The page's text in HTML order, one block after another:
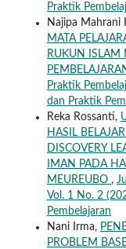
Praktik
Najipa Mahrani
MATA
RUKUN ISLAM
Praktik
dan Praktik
Reka Rossanti,
HASIL
DISCOVERY
IMAN PADA
MEUREUBO ,
Vol. 1 No. 2
Pembelajaran
Nani Irma,
PROBLEM